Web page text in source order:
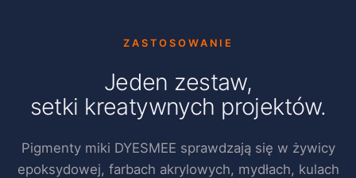
ZASTOSOWANIE
Jeden zestaw,
setki kreatywnych projektów.
Pigmenty miki DYESMEE sprawdzają się w żywicy
epoksydowej, farbach akrylowych, mydłach, kulach